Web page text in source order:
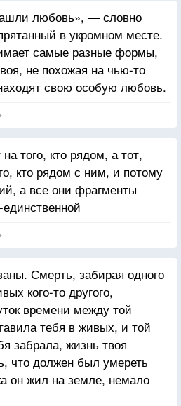
любовь», — словно
в укромном месте.
самые разные формы,
не похожая на чью-то
свою особую любовь.
того, кто рядом, а тот,
кто рядом с ним, и потому
а все они фрагменты
Смерть, забирая одного
кого-то другого,
времени между той
тебя в живых, и той
забрала, жизнь твоя
что должен был умереть
он жил на земле, немало
И это происходит